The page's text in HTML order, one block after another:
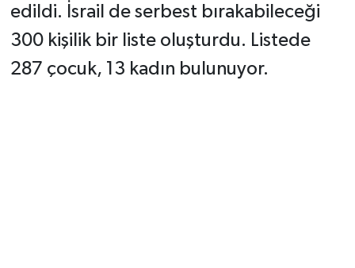
edildi. İsrail de serbest bırakabileceği
300 kişilik bir liste oluşturdu. Listede
287 çocuk, 13 kadın bulunuyor.